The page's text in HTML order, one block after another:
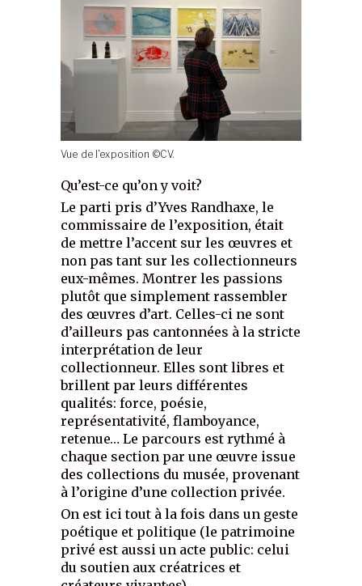
Vue de l’exposition ©CV.
Qu’est-ce qu’on y voit?
Le parti pris d’Yves Randhaxe, le
commissaire de l’exposition, était
de mettre l’accent sur les œuvres et
non pas tant sur les collectionneurs
eux-mêmes. Montrer les passions
plutôt que simplement rassembler
des œuvres d’art. Celles-ci ne sont
d’ailleurs pas cantonnées à la stricte
interprétation de leur
collectionneur. Elles sont libres et
brillent par leurs différentes
qualités: force, poésie,
représentativité, flamboyance,
retenue… Le parcours est rythmé à
chaque section par une œuvre issue
des collections du musée, provenant
à l’origine d’une collection privée.
On est ici tout à la fois dans un geste
poétique et politique (le patrimoine
privé est aussi un acte public: celui
du soutien aux créatrices et